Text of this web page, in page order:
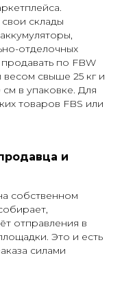
склады
отделочных
по FBW
свыше 25 кг и
в упаковке. Для
товаров FBS или
и
собственном
отправления в
Это и есть
силами